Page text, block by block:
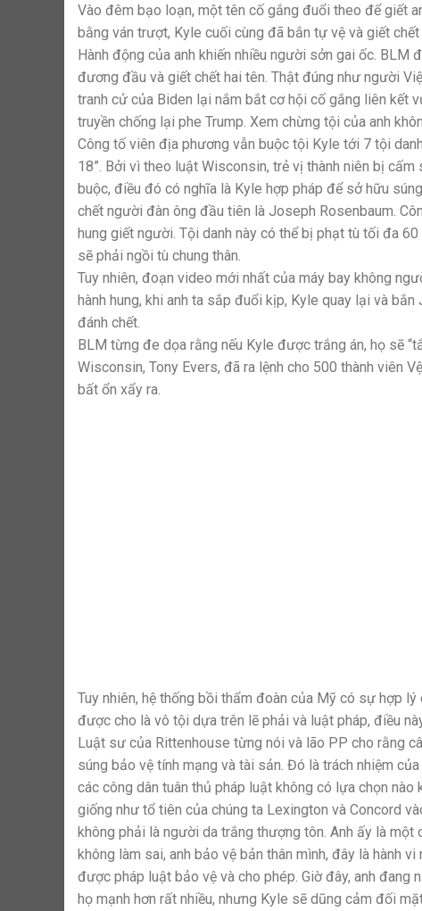
Vào đêm bạo loạn, một tên cố gắng đuổi theo để giết
bằng ván trượt, Kyle cuối cùng đã bắn tự vệ và giết chết
Hành động của anh khiến nhiều người sởn gai ốc. BLM
đương đầu và giết chết hai tên. Thật đúng như người
tranh cử của Biden lại nắm bắt cơ hội cố gắng liên kết
truyền chống lại phe Trump. Xem chừng tội của anh
Công tố viên địa phương vẫn buộc tội Kyle tới 7 tội
18”. Bởi vì theo luật Wisconsin, trẻ vị thành niên bị
buộc, điều đó có nghĩa là Kyle hợp pháp để sở hữu
chết người đàn ông đầu tiên là Joseph Rosenbaum.
hung giết người. Tội danh này có thể bị phạt tù tối đa
sẽ phải ngồi tù chung thân.
Tuy nhiên, đoạn video mới nhất của máy bay không
hành hung, khi anh ta sắp đuổi kịp, Kyle quay lại và
đánh chết.
BLM từng đe dọa rằng nếu Kyle được trắng án, họ sẽ
Wisconsin, Tony Evers, đã ra lệnh cho 500 thành viên
bất ổn xẩy ra.
Tuy nhiên, hệ thống bồi thẩm đoàn của Mỹ có sự hợp
được cho là vô tội dựa trên lẽ phải và luật pháp, điều
Luật sư của Rittenhouse từng nói và lão PP cho rằng
súng bảo vệ tính mạng và tài sản. Đó là trách nhiệm
các công dân tuân thủ pháp luật không có lựa chọn
giống như tổ tiên của chúng ta Lexington và Concord
không phải là người da trắng thượng tôn. Anh ấy là
không làm sai, anh bảo vệ bản thân mình, đây là hành
được pháp luật bảo vệ và cho phép. Giờ đây, anh đang
họ mạnh hơn rất nhiều, nhưng Kyle sẽ dũng cảm đối